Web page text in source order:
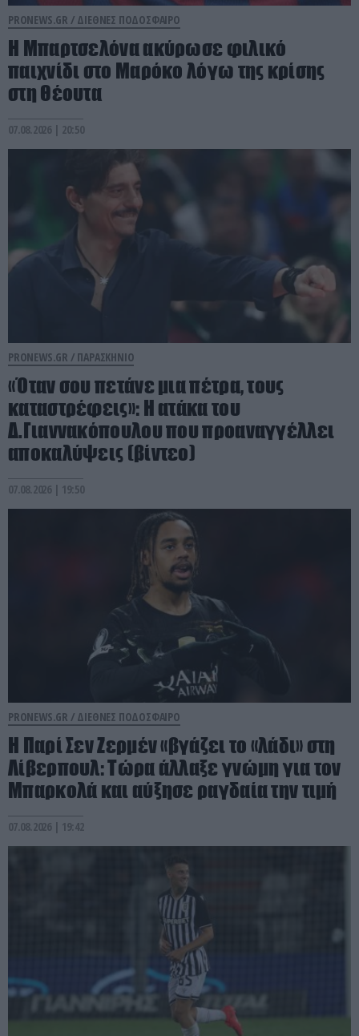
PRONEWS.GR / ΔΙΕΘΝΕΣ ΠΟΔΟΣΦΑΙΡΟ
Η Μπαρτσελόνα ακύρωσε φιλικό
παιχνίδι στο Μαρόκο λόγω της κρίσης
στη Θέουτα
07.08.2026 | 20:50
PRONEWS.GR / ΠΑΡΑΣΚΗΝΙΟ
«Όταν σου πετάνε μια πέτρα, τους
καταστρέφεις»: Η ατάκα του
Δ.Γιαννακόπουλου που προαναγγέλλει
αποκαλύψεις (βίντεο)
07.08.2026 | 19:50
PRONEWS.GR / ΔΙΕΘΝΕΣ ΠΟΔΟΣΦΑΙΡΟ
H Παρί Σεν Ζερμέν «βγάζει το «λάδι» στη
Λίβερπουλ: Τώρα άλλαξε γνώμη για τον
Μπαρκολά και αύξησε ραγδαία την τιμή
07.08.2026 | 19:42